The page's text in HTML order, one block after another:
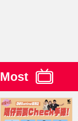
Most